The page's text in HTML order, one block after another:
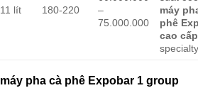
11 lít 180-220
–
75.000.000
máy
phê
cao cấp
máy pha cà phê Expobar 1 group